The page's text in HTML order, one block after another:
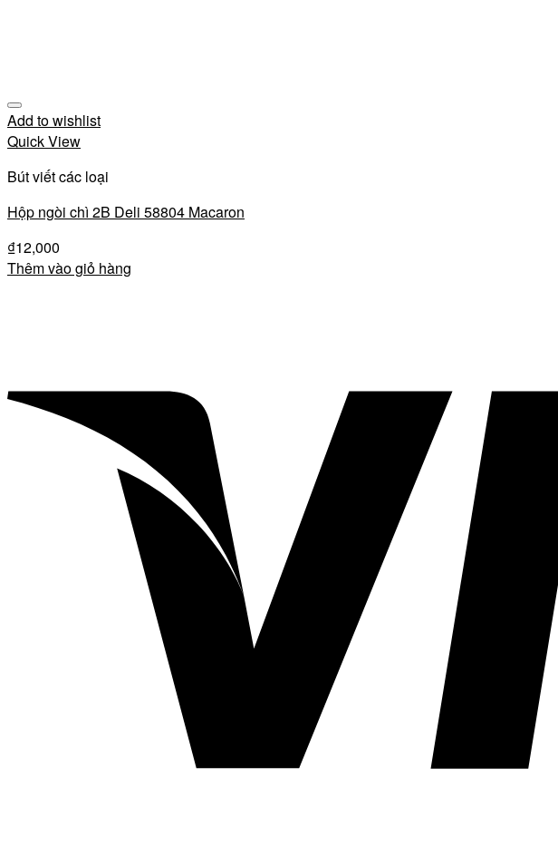
Add to wishlist
Quick View
Bút viết các loại
Hộp ngòi chì 2B Deli 58804 Macaron
₫12,000
Thêm vào giỏ hàng